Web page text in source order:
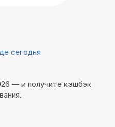
сегодня
— и получите кэшбэк